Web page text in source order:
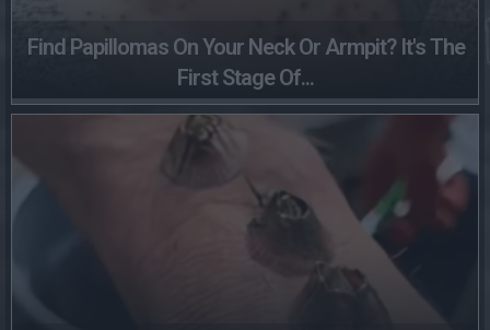
Find Papillomas On Your Neck Or Armpit? It's The
First Stage Of...